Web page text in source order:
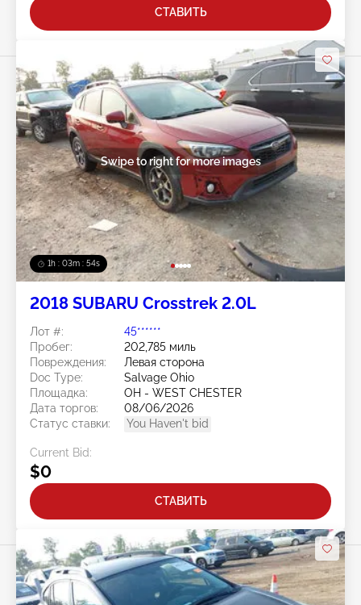
СТАВИТЬ
1h : 03m : 51s
Swipe to right for more images
2018 SUBARU Crosstrek 2.0L
Лот #:
45******
Пробег:
202,785 миль
Повреждения:
Левая сторона
Doc Type:
Salvage Ohio
Площадка:
OH - WEST CHESTER
Дата торгов:
08/06/2026
Статус ставки:
You Haven't bid
Current Bid:
$0
СТАВИТЬ